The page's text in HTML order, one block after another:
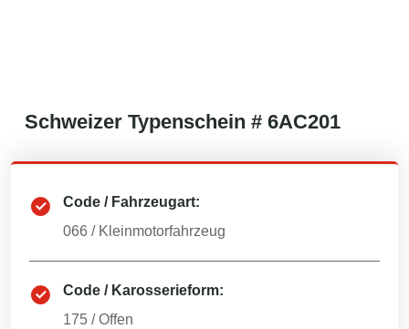
Schweizer Typenschein # 6AC201
Code / Fahrzeugart:
066 / Kleinmotorfahrzeug
Code / Karosserieform:
175 /Offen